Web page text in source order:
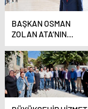
BAŞKAN OSMAN
ZOLAN ATA’NIN
HUZURUNDA